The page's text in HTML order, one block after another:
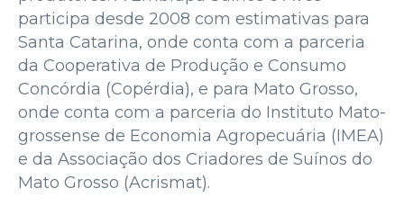
participa desde 2008 com estimativas para
Santa Catarina, onde conta com a parceria
da Cooperativa de Produção e Consumo
Concórdia (Copérdia), e para Mato Grosso,
onde conta com a parceria do Instituto Mato-
grossense de Economia Agropecuária (IMEA)
e da Associação dos Criadores de Suínos do
Mato Grosso (Acrismat).